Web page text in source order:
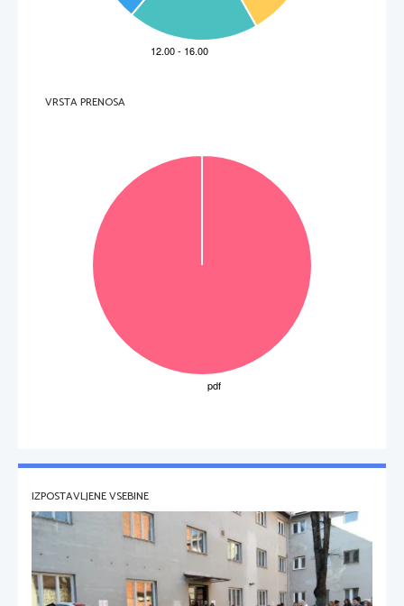
VRSTA PRENOSA
IZPOSTAVLJENE VSEBINE